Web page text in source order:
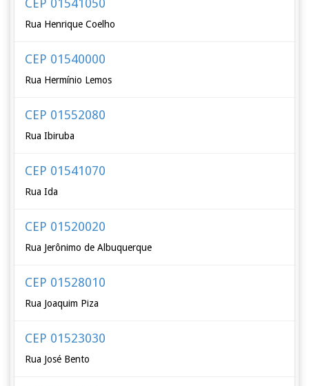
CEP 01541050
Rua Henrique Coelho
CEP 01540000
Rua Hermínio Lemos
CEP 01552080
Rua Ibiruba
CEP 01541070
Rua Ida
CEP 01520020
Rua Jerônimo de Albuquerque
CEP 01528010
Rua Joaquim Piza
CEP 01523030
Rua José Bento